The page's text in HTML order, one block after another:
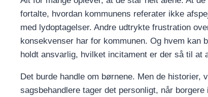
fortalte, hvordan kommunens referater ikke
med lydoptagelser. Andre udtrykte frustration
konsekvenser har for kommunen. Og hvem
holdt ansvarlig, hvilket incitament er der så til at
Det burde handle om børnene. Men de
sagsbehandlere tager det personligt, når